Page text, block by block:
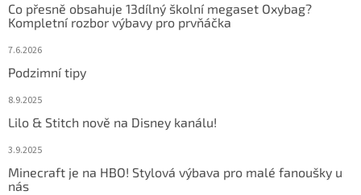
Co přesně obsahuje 13dílný školní megaset Oxybag?
Kompletní rozbor výbavy pro prvňáčka
7.6.2026
Podzimní tipy
8.9.2025
Lilo & Stitch nově na Disney kanálu!
3.9.2025
Minecraft je na HBO! Stylová výbava pro malé fanoušky u
nás